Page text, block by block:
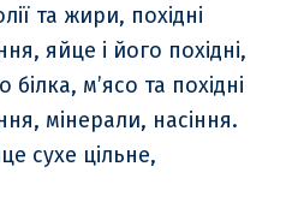
та жири, похідні
яйце і його похідні,
м’ясо та похідні
мінерали, насіння.
сухе цільне,